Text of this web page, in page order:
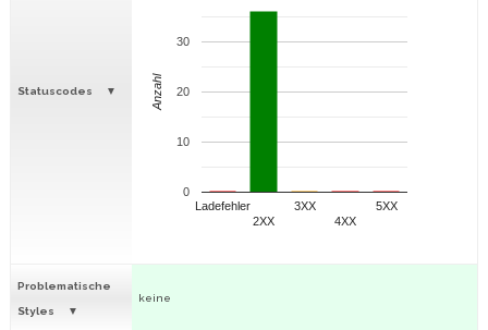
Statuscodes
Ladefehler
2XX
3XX
4XX
5XX
0
10
20
30
Anzahl
Problematische
Styles
keine